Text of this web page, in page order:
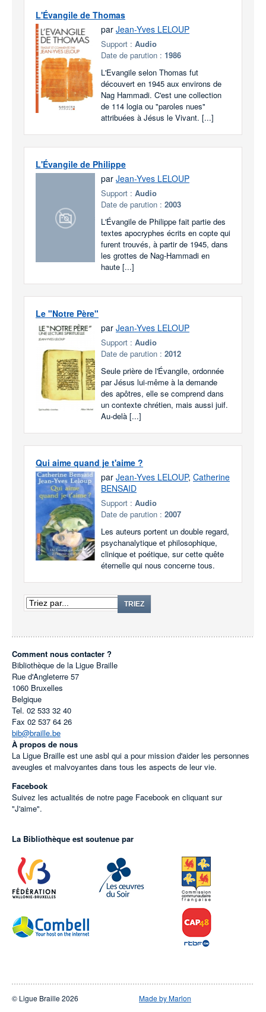
L'Évangile de Thomas
par Jean-Yves LELOUP
Support : Audio
Date de parution : 1986
L'Evangile selon Thomas fut
découvert en 1945 aux environs de
Nag Hammadi. C'est une collection
de 114 logia ou "paroles nues"
attribuées à Jésus le Vivant. [...]
L'Évangile de Philippe
par Jean-Yves LELOUP
Support : Audio
Date de parution : 2003
L'Évangile de Philippe fait partie des
textes apocryphes écrits en copte qui
furent trouvés, à partir de 1945, dans
les grottes de Nag-Hammadi en
haute [...]
Le "Notre Père"
par Jean-Yves LELOUP
Support : Audio
Date de parution : 2012
Seule prière de l'Évangile, ordonnée
par Jésus lui-même à la demande
des apôtres, elle se comprend dans
un contexte chrétien, mais aussi juif.
Au-delà [...]
Qui aime quand je t'aime ?
par Jean-Yves LELOUP, Catherine
BENSAID
Support : Audio
Date de parution : 2007
Les auteurs portent un double regard,
psychanalytique et philosophique,
clinique et poétique, sur cette quête
éternelle qui nous concerne tous.
TRIEZ
Comment nous contacter ?
Bibliothèque de la Ligue Braille
Rue d'Angleterre 57
1060 Bruxelles
Belgique
Tel. 02 533 32 40
Fax 02 537 64 26
bib@braille.be
À propos de nous
La Ligue Braille est une asbl qui a pour mission d'aider les personnes
aveugles et malvoyantes dans tous les aspects de leur vie.
Facebook
Suivez les actualités de notre page Facebook en cliquant sur
"J'aime".
La Bibliothèque est soutenue par
© Ligue Braille 2026 Made by Marlon